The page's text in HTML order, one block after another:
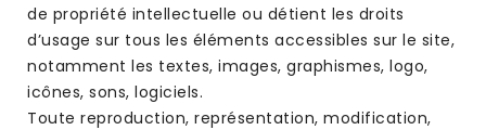
de propriété intellectuelle ou détient les droits
d’usage sur tous les éléments accessibles sur le site,
notamment les textes, images, graphismes, logo,
icônes, sons, logiciels.
Toute reproduction, représentation, modification,